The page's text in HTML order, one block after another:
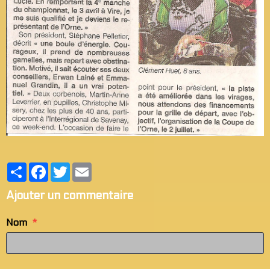
PartagerFacebook
Twitter
Ajouter un commentaire
Nom